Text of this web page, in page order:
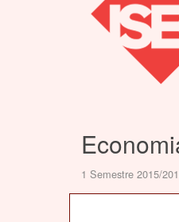
1 Semestre 2015/